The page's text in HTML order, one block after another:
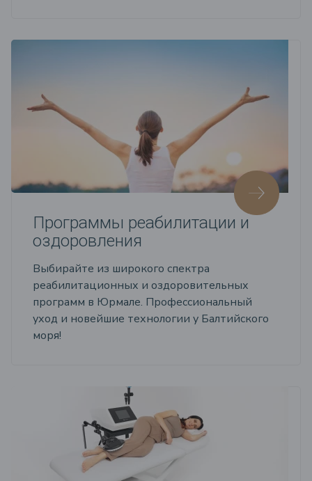
Программы реабилитации и
оздоровления
Выбирайте из широкого спектра
реабилитационных и оздоровительных
программ в Юрмале. Профессиональный
уход и новейшие технологии у Балтийского
моря!